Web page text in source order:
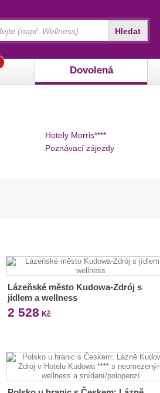
Dovolená
Hledat
Hotely Morris****
Poznávací zájezdy
Lázeňské město Kudowa-Zdrój s
jídlem a wellness
2 528 Kč